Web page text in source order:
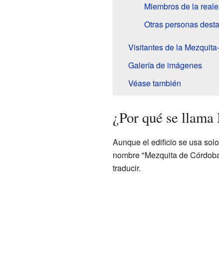
Miembros de la
Otras personas
Visitantes de la
Galería de imágenes
Véase también
¿Por qué se
Aunque el edificio se usa
nombre "Mezquita de
traducir.